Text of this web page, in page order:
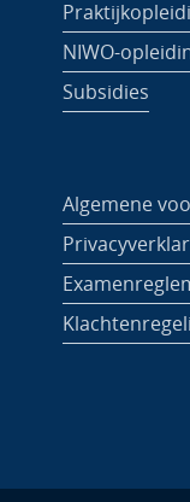
NIWO-
Subsidies
Algemene